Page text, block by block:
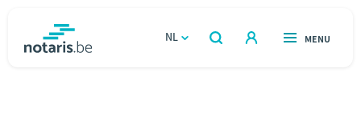
NL
OPEN
ZOEKEN
OPEN
MENU